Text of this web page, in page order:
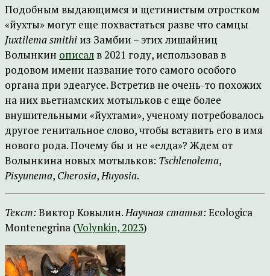
Подобным выдающимся и щетинистым отростком
«йухты» могут еще похвастаться разве что самцы
Juxtilema smithi из Замбии – этих лишайниц
Волынкин описал в 2021 году, использовав в
родовом имени название того самого особого
органа при эдеагусе. Встретив не очень-то похожих
на них вьетнамских мотыльков с еще более
внушительными «йухтами», ученому потребовалось
другое генитальное слово, чтобы вставить его в имя
нового рода. Почему бы и не «елда»? Ждем от
Волынкина новых мотыльков: Tschlenolema,
Pisyunema, Cherosia,Huyosia.
Текст:Виктор Ковылин.Научная статья:Ecologica
Montenegrina (Volynkin, 2023)